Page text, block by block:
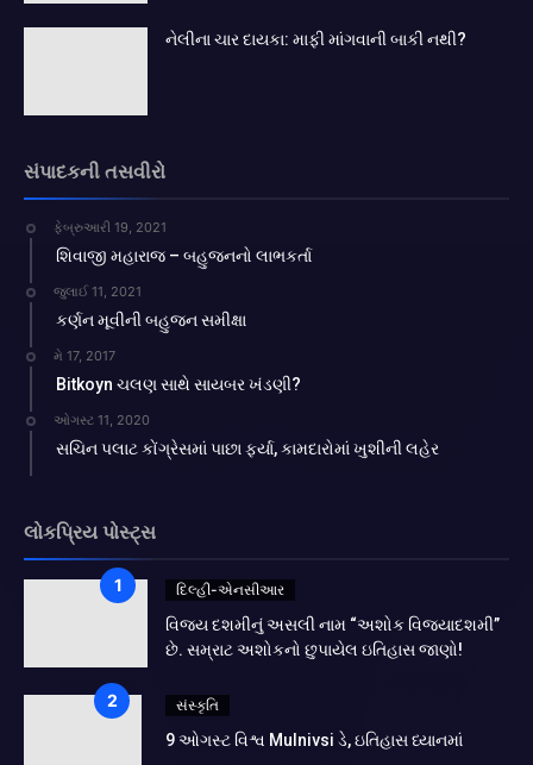
નેલીના ચાર દાયકા: માફી માંગવાની બાકી નથી?
સંપાદકની તસવીરો
ફેબ્રુઆરી 19, 2021
શિવાજી મહારાજ – બહુજનનો લાભકર્તા
જુલાઈ 11, 2021
કર્ણન મૂવીની બહુજન સમીક્ષા
મે 17, 2017
Bitkoyn ચલણ સાથે સાયબર ખંડણી?
ઓગસ્ટ 11, 2020
સચિન પલાટ કોંગ્રેસમાં પાછા ફર્યા, કામદારોમાં ખુશીની લહેર
લોકપ્રિય પોસ્ટ્સ
દિલ્હી-એનસીઆર
વિજય દશમીનું અસલી નામ “અશોક વિજયાદશમી”
છે. સમ્રાટ અશોકનો છુપાયેલ ઇતિહાસ જાણો!
સંસ્કૃતિ
9 ઓગસ્ટ વિશ્વ Mulnivsi ડે, ઇતિહાસ ધ્યાનમાં